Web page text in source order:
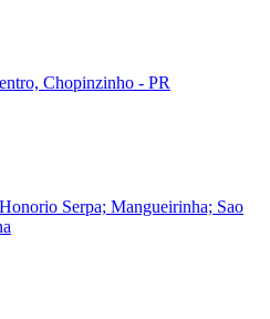
Chopinzinho - PR
Serpa; Mangueirinha; Sao